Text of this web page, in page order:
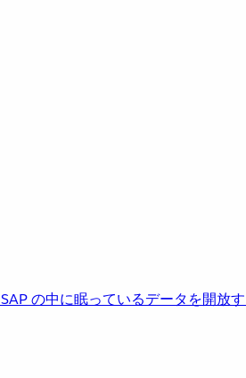
SAP の中に眠っているデータを開放